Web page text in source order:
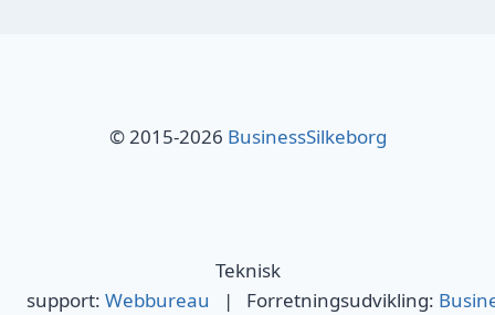
© 2015-2026 BusinessSilkeborg
Teknisk
support: Webbureau | Forretningsudvikling: